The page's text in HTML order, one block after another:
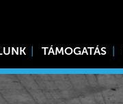
TÁMOGATÁS